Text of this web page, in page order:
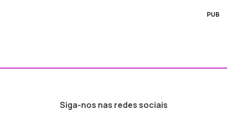
PUB
Siga-nos nas redes sociais